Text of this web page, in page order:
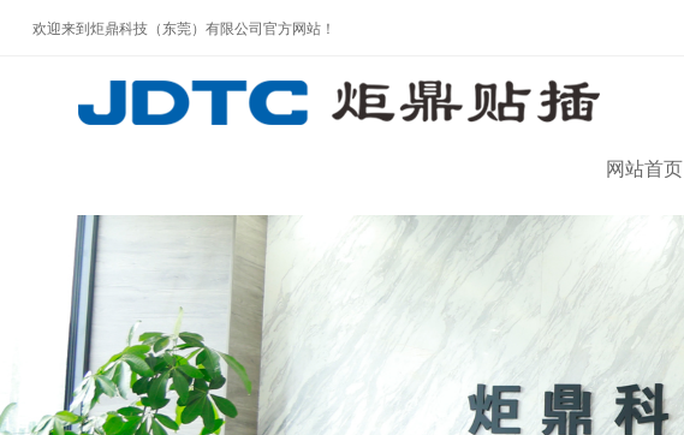
欢迎来到炬鼎科技（东莞）有限公司官方网站！
网站首页